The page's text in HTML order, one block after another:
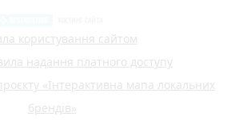
користування сайтом
надання платного доступу
«Інтерактивна мапа локальних
брендів»